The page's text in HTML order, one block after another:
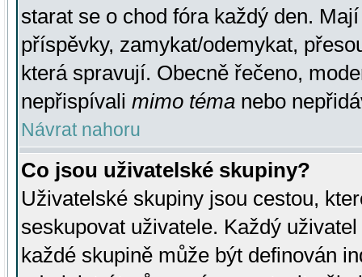
starat se o chod fóra každý den.
příspěvky, zamykat/odemykat,
která spravují. Obecně řečeno,
nepřispívali mimo téma nebo
Návrat nahoru
Co jsou uživatelské skupiny?
Uživatelské skupiny jsou cestou,
seskupovat uživatele. Každý
každé skupině může být definován